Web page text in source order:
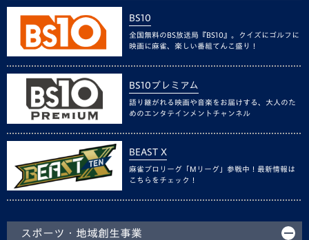
BS10
全国無料のBS放送局『BS10』。クイズにゴルフに
映画に麻雀、楽しい番組てんこ盛り！
BS10プレミアム
語り継がれる映画や音楽をお届けする、大人のた
めのエンタテインメントチャンネル
BEAST X
麻雀プロリーグ「Mリーグ」参戦中！最新情報は
こちらをチェック！
スポーツ・地域創生事業